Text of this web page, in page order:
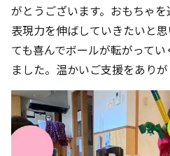
がとうございます。おもちゃ
表現力を伸ばしていきたいと
ても喜んでボールが転がって
ました。温かいご支援をあり